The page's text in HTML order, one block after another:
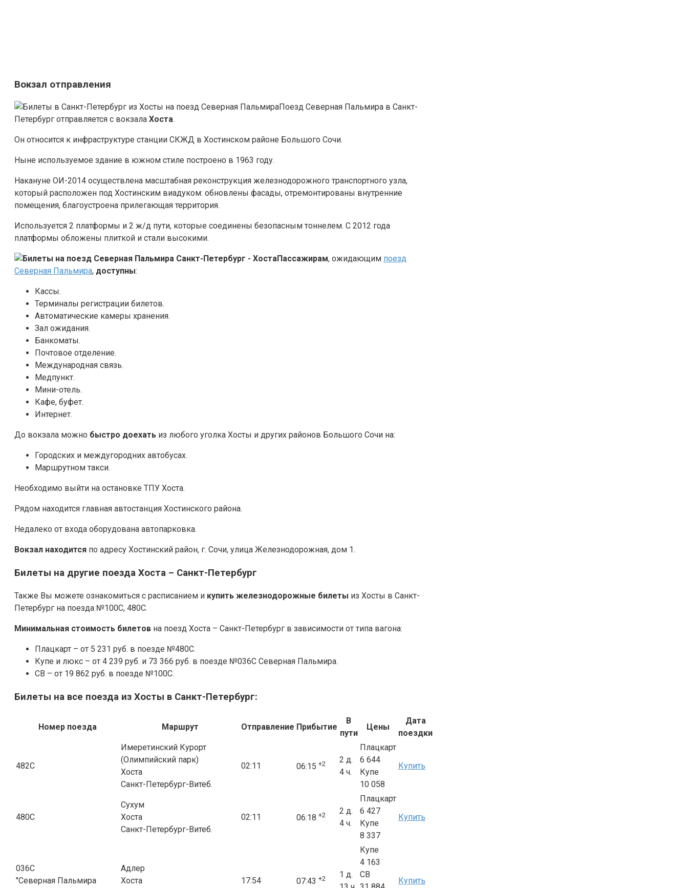
Вокзал отправления
Поезд Северная Пальмира в Санкт-
Петербург отправляется с вокзала Хоста.
Он относится к инфраструктуре станции СКЖД в Хостинском районе Большого Сочи.
Ныне используемое здание в южном стиле построено в 1963 году.
Накануне ОИ-2014 осуществлена масштабная реконструкция железнодорожного транспортного узла,
который расположен под Хостинским виадуком: обновлены фасады, отремонтированы внутренние
помещения, благоустроена прилегающая территория.
Используется 2 платформы и 2 ж/д пути, которые соединены безопасным тоннелем. С 2012 года
платформы обложены плиткой и стали высокими.
Пассажирам, ожидающим поезд
Северная Пальмира, доступны:
Кассы.
Терминалы регистрации билетов.
Автоматические камеры хранения.
Зал ожидания.
Банкоматы.
Почтовое отделение.
Международная связь.
Медпункт.
Мини-отель.
Кафе, буфет.
Интернет.
До вокзала можно быстро доехать из любого уголка Хосты и других районов Большого Сочи на:
Городских и междугородних автобусах.
Маршрутном такси.
Необходимо выйти на остановке ТПУ Хоста.
Рядом находится главная автостанция Хостинского района.
Недалеко от входа оборудована автопарковка.
Вокзал находится по адресу Хостинский район, г. Сочи, улица Железнодорожная, дом 1.
Билеты на другие поезда Хоста – Санкт-Петербург
Также Вы можете ознакомиться с расписанием и купить железнодорожные билеты из Хосты в Санкт-
Петербург на поезда №100С, 480С.
Минимальная стоимость билетов на поезд Хоста – Санкт-Петербург в зависимости от типа вагона:
Плацкарт – от 5 231 руб. в поезде №480С.
Купе и люкс – от 4 239 руб. и 73 366 руб. в поезде №036С Северная Пальмира.
СВ – от 19 862 руб. в поезде №100С.
Билеты на все поезда из Хосты в Санкт-Петербург:
Номер поезда Маршрут Отправление Прибытие
В
пути
Цены
Дата
поездки
482С
Имеретинский Курорт
(Олимпийский парк)
Хоста
Санкт-Петербург-Витеб.
02:11 06:15 +2
2 д.
4 ч.
Плацкарт
6 644
Купе
10 058
Купить
480С
Сухум
Хоста
Санкт-Петербург-Витеб.
02:11 06:18 +2
2 д.
4 ч.
Плацкарт
6 427
Купе
8 337
Купить
036С
"Северная Пальмира
Адлер
Хоста
17:54 07:43 +2
1 д.
Купе
4 163
СВ
Купить